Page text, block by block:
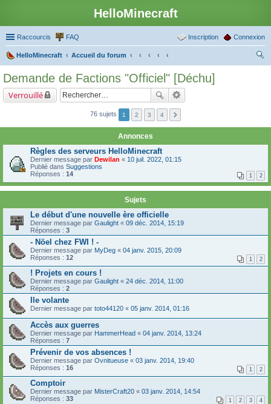
HelloMinecraft
Raccourcis FAQ Connexion
Inscription
HelloMinecraft
Accueil du forum
Demande de Factions "Officiel" [Déchu]
Verrouillé
76 sujets 1 2 3 4
Annonces
Règles des serveurs HelloMinecraft
Dernier message par Dewilan « 10 juil. 2022, 01:15
Publié dans Suggestions
Réponses : 14 1 2
Sujets
Le début d'une nouvelle ère officielle
Dernier message par Gaulight « 09 déc. 2014, 15:19
Réponses : 3
- Nöel chez FWI ! -
Dernier message par MyDeg « 04 janv. 2015, 20:09
Réponses : 12 1 2
! Projets en cours !
Dernier message par Gaulight « 24 déc. 2014, 11:00
Réponses : 2
Ile volante
Dernier message par toto44120 « 05 janv. 2014, 01:16
Accès aux guerres
Dernier message par HammerHead « 04 janv. 2014, 13:24
Réponses : 7
Prévenir de vos absences !
Dernier message par Ovnitueuse « 03 janv. 2014, 19:40
Réponses : 16 1 2
Comptoir
Dernier message par MisterCraft20 « 03 janv. 2014, 14:54
Réponses : 33 1 2 3 4